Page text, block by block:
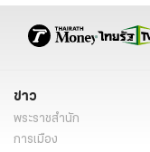
ข่าว
พระราชสำนัก
การเมือง